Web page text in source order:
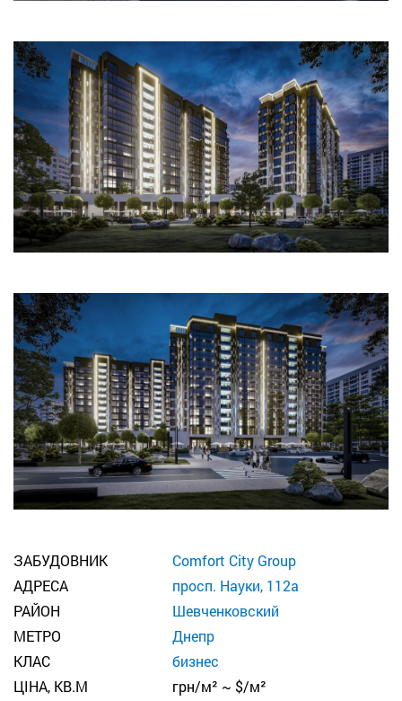
ЗАБУДОВНИК
Comfort City Group
АДРЕСА
просп. Науки, 112а
РАЙОН
Шевченковский
МЕТРО
Днепр
КЛАС
бизнес
ЦІНА, КВ.М
грн/м² ~ $/м²